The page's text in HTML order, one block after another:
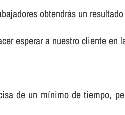
obtendrás un
esperar a nuestro cliente en
de un mí­nimo de tiempo,